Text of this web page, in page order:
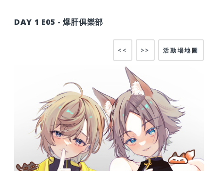
DAY 1 E05 - 爆肝俱樂部
活動場地圖
>>
<<